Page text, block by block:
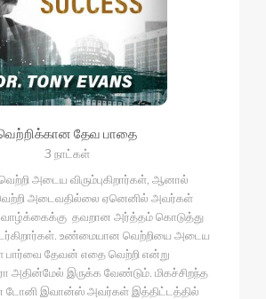
தேவ பாதை
3 நாட்கள்
அடைய விரும்புகிறார்கள், ஆனால்
அடைவதில்லை ஏனெனில் அவர்கள்
வாழ்க்கைக்கு தவறான அர்த்தம் கொடுத்து
உண்மையான வெற்றியை அடைய
பார்வை தேவன் எதை வெற்றி என்று
அதின்மேல் இருக்க வேண்டும். மிகச்சிறந்த
டோனி இவான்ஸ் அவர்கள் இத்திட்டத்தில்